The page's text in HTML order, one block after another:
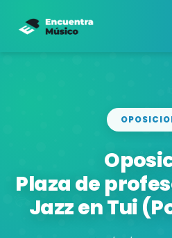
Plaza de
Jazz en Tui